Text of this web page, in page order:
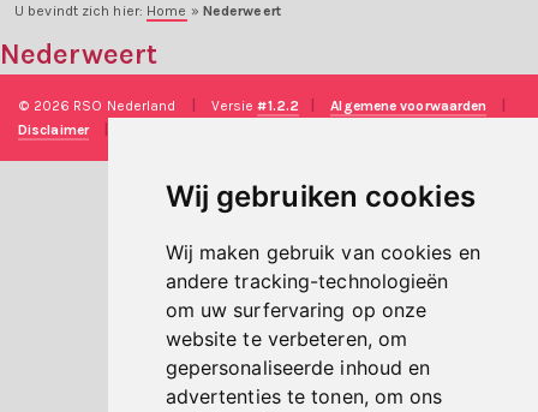
Wij gebruiken cookies
Wij maken gebruik van cookies en
andere tracking-technologieën
om uw surfervaring op onze
website te verbeteren, om
gepersonaliseerde inhoud en
advertenties te tonen, om ons
U bevindt zich hier: Home » Nederweert
Nederweert
© 2026 RSO Nederland Versie#1.2.2 Algemene voorwaarden
Disclaimer